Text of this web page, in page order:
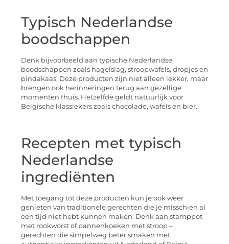
Typisch Nederlandse
boodschappen
Denk bijvoorbeeld aan typische Nederlandse
boodschappen zoals hagelslag, stroopwafels, dropjes en
pindakaas. Deze producten zijn niet alleen lekker, maar
brengen ook herinneringen terug aan gezellige
momenten thuis. Hetzelfde geldt natuurlijk voor
Belgische klassiekers zoals chocolade, wafels en bier.
Recepten met typisch
Nederlandse
ingrediënten
Met toegang tot deze producten kun je ook weer
genieten van traditionele gerechten die je misschien al
een tijd niet hebt kunnen maken. Denk aan stamppot
met rookworst of pannenkoeken met stroop –
gerechten die simpelweg beter smaken met